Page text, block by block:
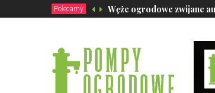
Polecamy Węże ogrodowe zwijane